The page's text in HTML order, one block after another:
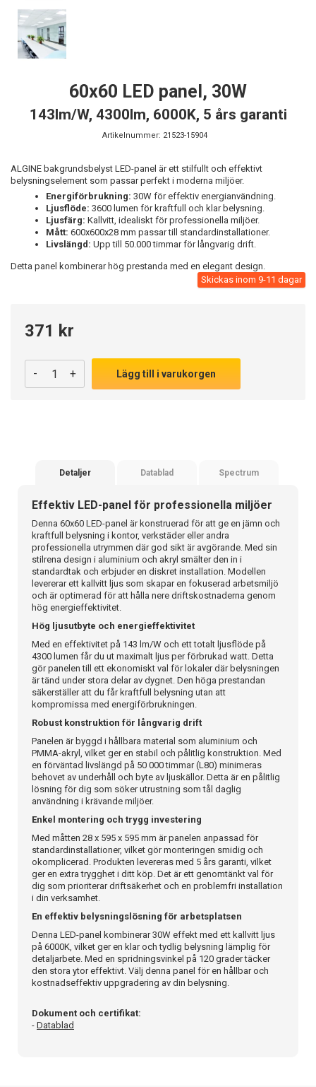
60x60 LED panel, 30W
143lm/W, 4300lm, 6000K, 5 års garanti
Artikelnummer: 21523-15904
ALGINE bakgrundsbelyst LED-panel är ett stilfullt och effektivt
belysningselement som passar perfekt i moderna miljöer.
Energiförbrukning: 30W för effektiv energianvändning.
Ljusflöde: 3600 lumen för kraftfull och klar belysning.
Ljusfärg: Kallvitt, idealiskt för professionella miljöer.
Mått: 600x600x28 mm passar till standardinstallationer.
Livslängd: Upp till 50.000 timmar för långvarig drift.
Detta panel kombinerar hög prestanda med en elegant design.
Skickas inom 9-11 dagar
371 kr
- + Lägg till i varukorgen
Detaljer Datablad Spectrum
Effektiv LED-panel för professionella miljöer
Denna 60x60 LED-panel är konstruerad för att ge en jämn och
kraftfull belysning i kontor, verkstäder eller andra
professionella utrymmen där god sikt är avgörande. Med sin
stilrena design i aluminium och akryl smälter den in i
standardtak och erbjuder en diskret installation. Modellen
levererar ett kallvitt ljus som skapar en fokuserad arbetsmiljö
och är optimerad för att hålla nere driftskostnaderna genom
hög energieffektivitet.
Hög ljusutbyte och energieffektivitet
Med en effektivitet på 143 lm/W och ett totalt ljusflöde på
4300 lumen får du ut maximalt ljus per förbrukad watt. Detta
gör panelen till ett ekonomiskt val för lokaler där belysningen
är tänd under stora delar av dygnet. Den höga prestandan
säkerställer att du får kraftfull belysning utan att
kompromissa med energiförbrukningen.
Robust konstruktion för långvarig drift
Panelen är byggd i hållbara material som aluminium och
PMMA-akryl, vilket ger en stabil och pålitlig konstruktion. Med
en förväntad livslängd på 50 000 timmar (L80) minimeras
behovet av underhåll och byte av ljuskällor. Detta är en pålitlig
lösning för dig som söker utrustning som tål daglig
användning i krävande miljöer.
Enkel montering och trygg investering
Med måtten 28 x 595 x 595 mm är panelen anpassad för
standardinstallationer, vilket gör monteringen smidig och
okomplicerad. Produkten levereras med 5 års garanti, vilket
ger en extra trygghet i ditt köp. Det är ett genomtänkt val för
dig som prioriterar driftsäkerhet och en problemfri installation
i din verksamhet.
En effektiv belysningslösning för arbetsplatsen
Denna LED-panel kombinerar 30W effekt med ett kallvitt ljus
på 6000K, vilket ger en klar och tydlig belysning lämplig för
detaljarbete. Med en spridningsvinkel på 120 grader täcker
den stora ytor effektivt. Välj denna panel för en hållbar och
kostnadseffektiv uppgradering av din belysning.
Dokument och certifikat:
- Datablad